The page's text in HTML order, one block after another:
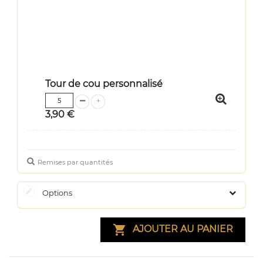
Tour de cou personnalisé
3,90 €
Remises par quantités
Options
 AJOUTER AU PANIER